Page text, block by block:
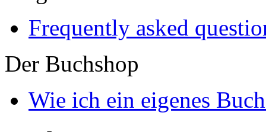
Frequently asked
Der Buchshop
Wie ich ein eigenes